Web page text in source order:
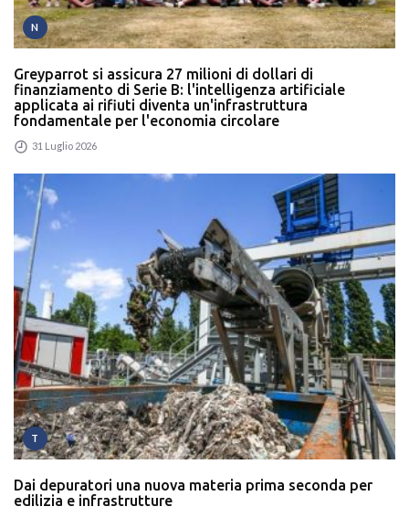
N
Greyparrot si assicura 27 milioni di dollari di
finanziamento di Serie B: l'intelligenza artificiale
applicata ai rifiuti diventa un'infrastruttura
fondamentale per l'economia circolare
31 Luglio 2026
T
Dai depuratori una nuova materia prima seconda per
edilizia e infrastrutture